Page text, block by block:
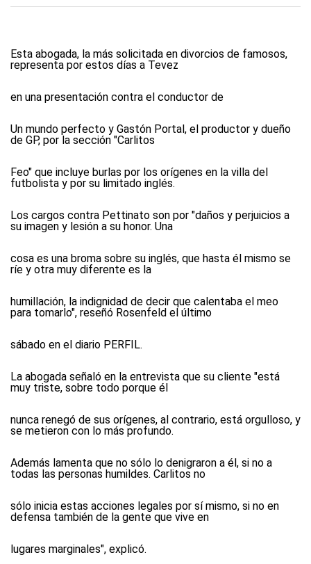
Esta abogada, la más solicitada en divorcios de famosos,
representa por estos días a Tevez
en una presentación contra el conductor de
Un mundo perfecto y Gastón Portal, el productor y dueño
de GP, por la sección "Carlitos
Feo" que incluye burlas por los orígenes en la villa del
futbolista y por su limitado inglés.
Los cargos contra Pettinato son por "daños y perjuicios a
su imagen y lesión a su honor. Una
cosa es una broma sobre su inglés, que hasta él mismo se
ríe y otra muy diferente es la
humillación, la indignidad de decir que calentaba el meo
para tomarlo", reseñó Rosenfeld el último
sábado en el diario PERFIL.
La abogada señaló en la entrevista que su cliente "está
muy triste, sobre todo porque él
nunca renegó de sus orígenes, al contrario, está orgulloso, y
se metieron con lo más profundo.
Además lamenta que no sólo lo denigraron a él, si no a
todas las personas humildes. Carlitos no
sólo inicia estas acciones legales por sí mismo, si no en
defensa también de la gente que vive en
lugares marginales", explicó.